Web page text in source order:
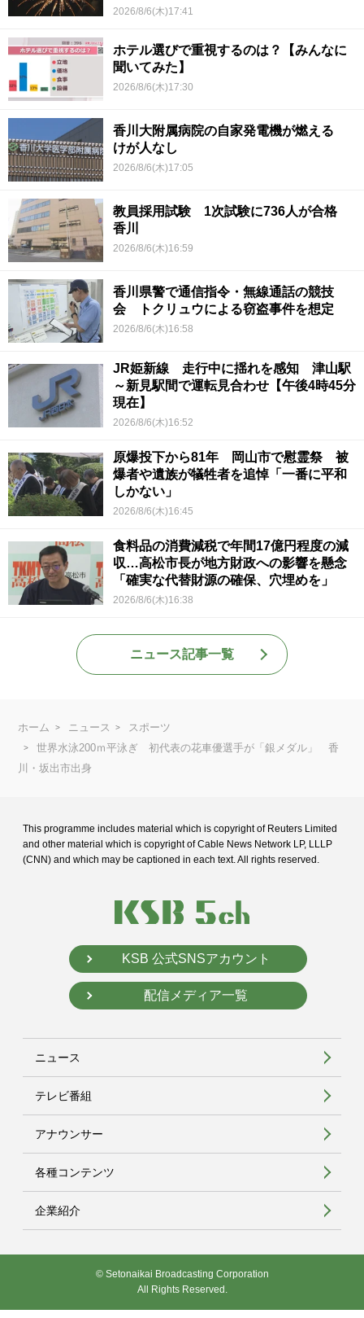
2026/8/6(木)17:41
ホテル選びで重視するのは？【みんなに
聞いてみた】
2026/8/6(木)17:30
香川大附属病院の自家発電機が燃える
けが人なし
2026/8/6(木)17:05
教員採用試験 1次試験に736人が合格
香川
2026/8/6(木)16:59
香川県警で通信指令・無線通話の競技
会 トクリュウによる窃盗事件を想定
2026/8/6(木)16:58
JR姫新線 走行中に揺れを感知 津山駅
～新見駅間で運転見合わせ【午後4時45分
現在】
2026/8/6(木)16:52
原爆投下から81年 岡山市で慰霊祭 被
爆者や遺族が犠牲者を追悼「一番に平和
しかない」
2026/8/6(木)16:45
食料品の消費減税で年間17億円程度の減
収…高松市長が地方財政への影響を懸念
「確実な代替財源の確保、穴埋めを」
2026/8/6(木)16:38
ニュース記事一覧
ホーム ニュース
スポーツ
世界水泳200ｍ平泳ぎ 初代表の花車優選手が「銀メダル」 香
川・坂出市出身
This programme includes material which is copyright of Reuters Limited
and other material which is copyright of Cable News Network LP, LLLP
(CNN) and which may be captioned in each text. All rights reserved.
KSB 公式SNSアカウント
配信メディア一覧
ニュース
テレビ番組
アナウンサー
各種コンテンツ
企業紹介
© Setonaikai Broadcasting Corporation
All Rights Reserved.